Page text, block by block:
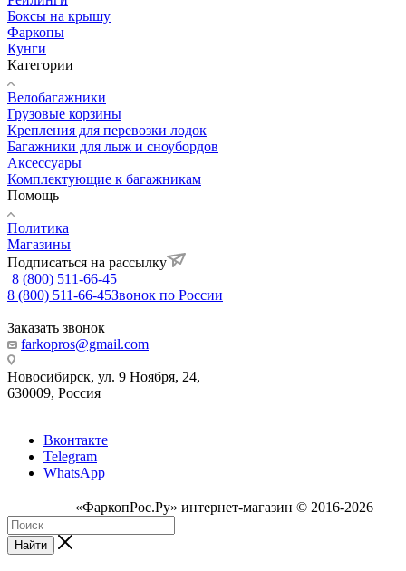
Боксы на крышу
Фаркопы
Кунги
Категории
Велобагажники
Грузовые корзины
Крепления для перевозки лодок
Багажники для лыж и сноубордов
Аксессуары
Комплектующие к багажникам
Помощь
Политика
Магазины
Подписаться на рассылку
8 (800) 511-66-45
8 (800) 511-66-45Звонок по России
Заказать звонок
farkopros@gmail.com
Новосибирск, ул. 9 Ноября, 24,
630009, Россия
Вконтакте
Telegram
WhatsApp
«ФаркопРос.Ру» интернет-магазин © 2016-2026
Найти